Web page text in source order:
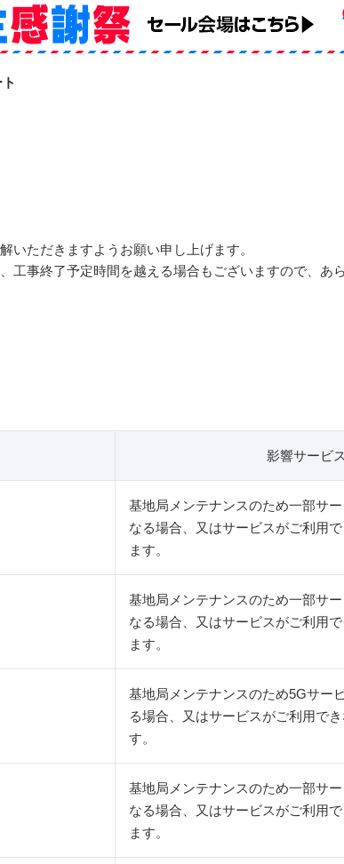
いただきますようお願い申し上げます。
工事終了予定時間を越える場合もございますので、あ
影響サービス
基地局メンテナンスのため一部サ
なる場合、又はサービスがご利用
ます。
基地局メンテナンスのため一部サ
なる場合、又はサービスがご利用
ます。
基地局メンテナンスのため5Gサー
る場合、又はサービスがご利用で
す。
基地局メンテナンスのため一部サ
なる場合、又はサービスがご利用
ます。